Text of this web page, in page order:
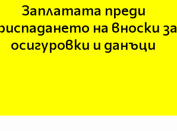
Заплатата преди
на вноски за
осигуровки и данъци